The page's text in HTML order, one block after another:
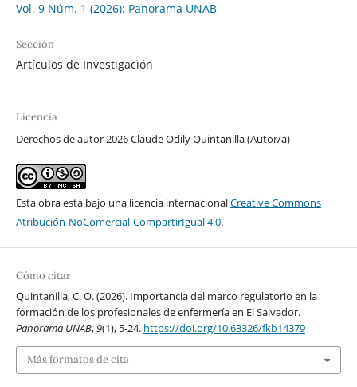
Vol. 9 Núm. 1 (2026): Panorama UNAB
Sección
Artículos de Investigación
Licencia
Derechos de autor 2026 Claude Odily Quintanilla (Autor/a)
Esta obra está bajo una licencia internacionalCreative Commons
Atribución-NoComercial-CompartirIgual 4.0.
Cómo citar
Quintanilla, C. O. (2026). Importancia del marco regulatorio en la
formación de los profesionales de enfermería en El Salvador.
Panorama UNAB,9(1), 5-24. https://doi.org/10.63326/fkb14379
Más formatos de cita